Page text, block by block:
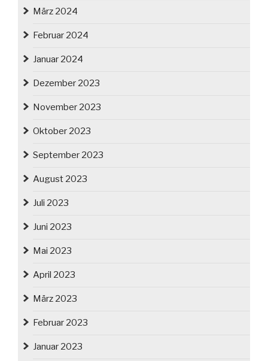
März 2024
Februar 2024
Januar 2024
Dezember 2023
November 2023
Oktober 2023
September 2023
August 2023
Juli 2023
Juni 2023
Mai 2023
April 2023
März 2023
Februar 2023
Januar 2023